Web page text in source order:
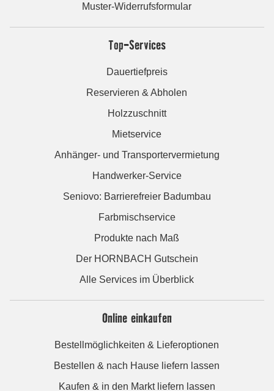
Muster-Widerrufsformular
Top-Services
Dauertiefpreis
Reservieren & Abholen
Holzzuschnitt
Mietservice
Anhänger- und Transportervermietung
Handwerker-Service
Seniovo: Barrierefreier Badumbau
Farbmischservice
Produkte nach Maß
Der HORNBACH Gutschein
Alle Services im Überblick
Online einkaufen
Bestellmöglichkeiten & Lieferoptionen
Bestellen & nach Hause liefern lassen
Kaufen & in den Markt liefern lassen